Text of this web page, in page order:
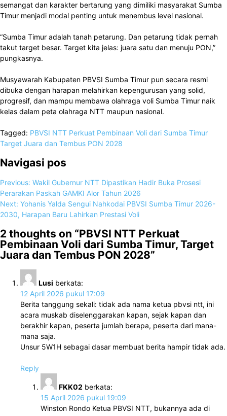
semangat dan karakter bertarung yang dimiliki masyarakat Sumba
Timur menjadi modal penting untuk menembus level nasional.
“Sumba Timur adalah tanah petarung. Dan petarung tidak pernah
takut target besar. Target kita jelas: juara satu dan menuju PON,”
pungkasnya.
Musyawarah Kabupaten PBVSI Sumba Timur pun secara resmi
dibuka dengan harapan melahirkan kepengurusan yang solid,
progresif, dan mampu membawa olahraga voli Sumba Timur naik
kelas dalam peta olahraga NTT maupun nasional.
Tagged: PBVSI NTT Perkuat Pembinaan Voli dari Sumba Timur
Target Juara dan Tembus PON 2028
Navigasi pos
Previous: Wakil Gubernur NTT Dipastikan Hadir Buka Prosesi
Perarakan Paskah GAMKI Alor Tahun 2026
Next: Yohanis Yalda Sengui Nahkodai PBVSI Sumba Timur 2026-
2030, Harapan Baru Lahirkan Prestasi Voli
2 thoughts on “PBVSI NTT Perkuat
Pembinaan Voli dari Sumba Timur, Target
Juara dan Tembus PON 2028”
Lusi berkata:
12 April 2026 pukul 17:09
Berita tanggung sekali: tidak ada nama ketua pbvsi ntt, ini
acara muskab diselenggarakan kapan, sejak kapan dan
berakhir kapan, peserta jumlah berapa, peserta dari mana-
mana saja.
Unsur 5W1H sebagai dasar membuat berita hampir tidak ada.
Reply
FKK02 berkata:
15 April 2026 pukul 19:09
Winston Rondo Ketua PBVSI NTT, bukannya ada di